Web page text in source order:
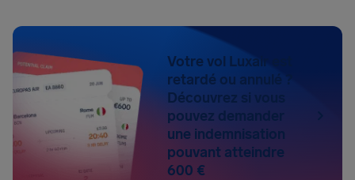
Votre vol Luxair est
retardé ou annulé ?
Découvrez si vous
pouvez demander
une indemnisation
pouvant atteindre
600 €